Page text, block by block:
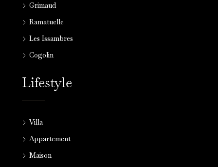
Grimaud
Ramatuelle
Les Issambres
Cogolin
Lifestyle
Villa
Appartement
Maison